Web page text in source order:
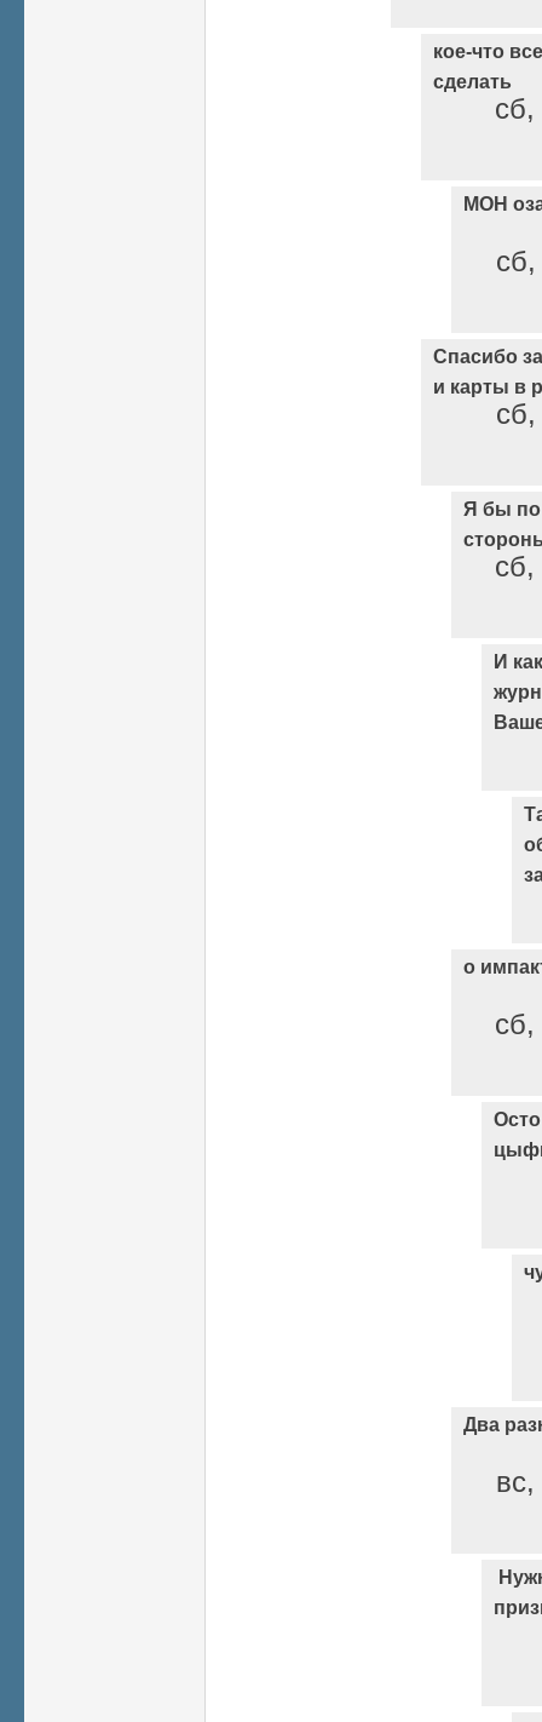
кое-что
сделать
МОН
Спасибо
и карты в
Я бы
И
о
Два